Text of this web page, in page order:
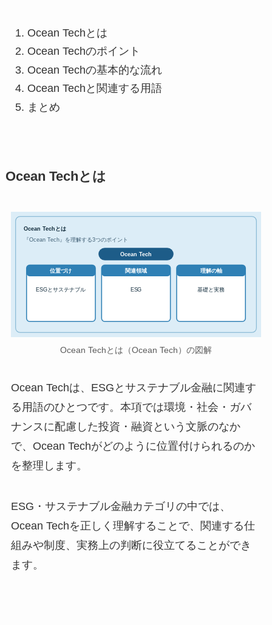
Ocean Techとは
Ocean Techのポイント
Ocean Techの基本的な流れ
Ocean Techと関連する用語
まとめ
Ocean Techとは
Ocean Techとは
『Ocean Tech』を理解する3つのポイント
Ocean Tech
位置づけ
ESGとサステナブル
関連領域
ESG
理解の軸
基礎と実務
Ocean Techとは（Ocean Tech）の図解
Ocean Techは、ESGとサステナブル金融に関連す
る用語のひとつです。本項では環境・社会・ガバ
ナンスに配慮した投資・融資という文脈のなか
で、Ocean Techがどのように位置付けられるのか
を整理します。
ESG・サステナブル金融カテゴリの中では、
Ocean Techを正しく理解することで、関連する仕
組みや制度、実務上の判断に役立てることができ
ます。